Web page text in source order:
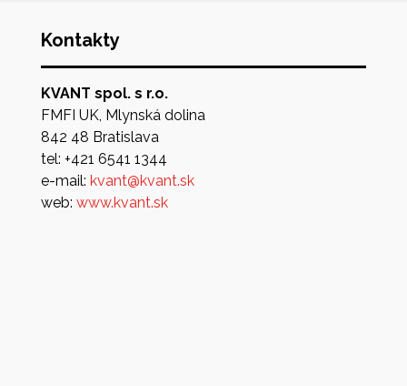
Kontakty
KVANT spol. s r.o.
FMFI UK, Mlynská dolina
842 48 Bratislava
tel: +421 6541 1344
e-mail: kvant@kvant.sk
web: www.kvant.sk